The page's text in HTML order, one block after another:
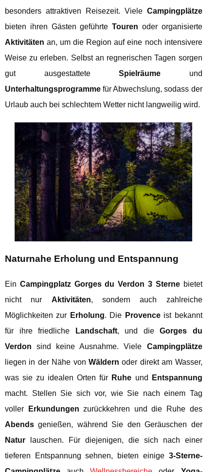
besonders attraktiven Reisezeit. Viele Campingplätze
bieten ihren Gästen geführteTouren oder organisierte
Aktivitäten an, um die Region auf eine noch intensivere
Weise zu erleben. Selbst an regnerischen Tagen sorgen
gut ausgestatteteSpielräume und
Unterhaltungsprogramme für Abwechslung, sodass der
Urlaub auch bei schlechtem Wetter nicht langweilig wird.
Naturnahe Erholung und Entspannung
Ein Campingplatz Gorges du Verdon 3 Sternebietet
nicht nur Aktivitäten, sondern auch zahlreiche
Möglichkeiten zur Erholung. Die Provenceist bekannt
für ihre friedliche
Landschaft, und dieGorges du
Verdon sind keine Ausnahme. Viele Campingplätze
liegen in der Nähe von Wäldern oder direkt am Wasser,
was sie zu idealen Orten für Ruhe und
Entspannung
macht. Stellen Sie sich vor, wie Sie nach einem Tag
voller
Erkundungen zurückkehren und die Ruhe des
Abends genießen, während Sie den Geräuschen der
Natur lauschen. Für diejenigen, die sich nach einer
tieferen Entspannung sehnen, bieten einige 3-Sterne-